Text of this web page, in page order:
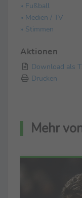
» Fußball
» Medien / TV
» Stimmen
Aktionen
Download als
Drucken
Mehr